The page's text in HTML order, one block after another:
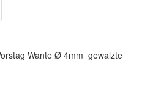
Wante Ø 4mm gewalzte